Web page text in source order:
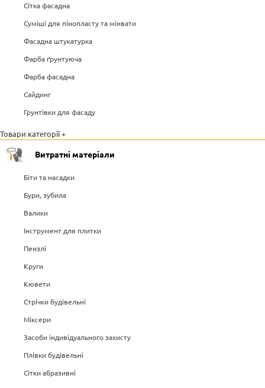
Сітка фасадна
Суміші для пінопласту та мінвати
Фасадна штукатурка
Фарба ґрунтуюча
Фарба фасадна
Сайдинг
Грунтівки для фасаду
Товари категорії +
Витратні матеріали
Біти та насадки
Бури, зубила
Валики
Інструмент для плитки
Пензлі
Круги
Кювети
Стрічки будівельні
Міксери
Засоби індивідуального захисту
Плівки будівельні
Сітки абразивні